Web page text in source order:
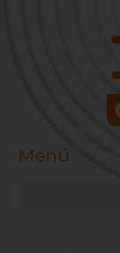
Menú